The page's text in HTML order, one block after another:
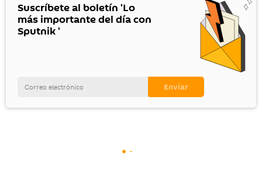
Suscríbete al boletín 'Lo
más importante del día con
Sputnik '